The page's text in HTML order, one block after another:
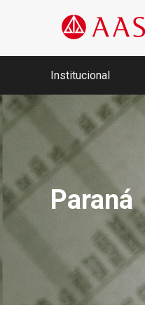
Institucional
Nossa história
Memória AASP
Missão, Visão e
Fundadores
Conselho, Diretoria
Agenda da Unidade
Paraná